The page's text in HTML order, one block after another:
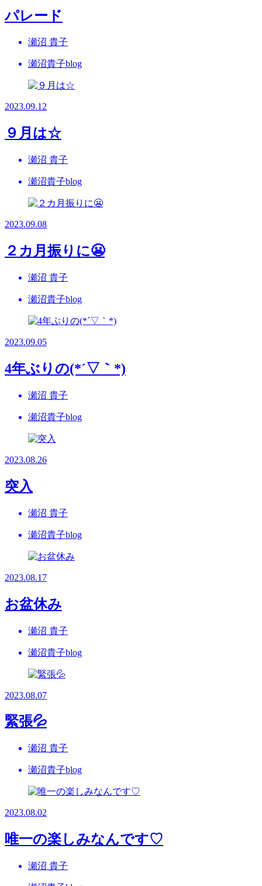
パレード
瀬沼 貴子
瀬沼貴子blog
2023.09.12
９月は☆
瀬沼 貴子
瀬沼貴子blog
2023.09.08
２カ月振りに😬
瀬沼 貴子
瀬沼貴子blog
2023.09.05
4年ぶりの(*´▽｀*)
瀬沼 貴子
瀬沼貴子blog
2023.08.26
突入
瀬沼 貴子
瀬沼貴子blog
2023.08.17
お盆休み
瀬沼 貴子
瀬沼貴子blog
2023.08.07
緊張💦
瀬沼 貴子
瀬沼貴子blog
2023.08.02
唯一の楽しみなんです♡
瀬沼 貴子